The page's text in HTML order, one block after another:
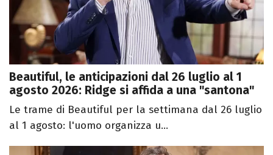
Beautiful, le anticipazioni dal 26 luglio al 1
agosto 2026: Ridge si affida a una "santona"
Le trame di Beautiful per la settimana dal 26 luglio
al 1 agosto: l'uomo organizza u...